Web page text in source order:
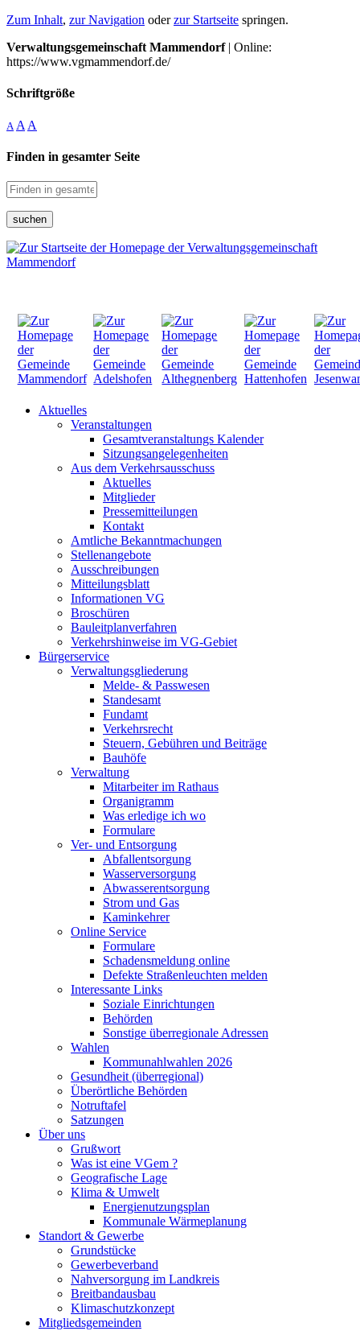
Zum Inhalt, zur Navigation oderzur Startseite springen.
Verwaltungsgemeinschaft Mammendorf| Online:
https://www.vgmammendorf.de/
Schriftgröße
A A A
Finden in gesamter Seite
suchen
Aktuelles
Veranstaltungen
Gesamtveranstaltungs Kalender
Sitzungsangelegenheiten
Aus dem Verkehrsausschuss
Aktuelles
Mitglieder
Pressemitteilungen
Kontakt
Amtliche Bekanntmachungen
Stellenangebote
Ausschreibungen
Mitteilungsblatt
Informationen VG
Broschüren
Bauleitplanverfahren
Verkehrshinweise im VG-Gebiet
Bürgerservice
Verwaltungsgliederung
Melde- & Passwesen
Standesamt
Fundamt
Verkehrsrecht
Steuern, Gebühren und Beiträge
Bauhöfe
Verwaltung
Mitarbeiter im Rathaus
Organigramm
Was erledige ich wo
Formulare
Ver- und Entsorgung
Abfallentsorgung
Wasserversorgung
Abwasserentsorgung
Strom und Gas
Kaminkehrer
Online Service
Formulare
Schadensmeldung online
Defekte Straßenleuchten melden
Interessante Links
Soziale Einrichtungen
Behörden
Sonstige überregionale Adressen
Wahlen
Kommunahlwahlen 2026
Gesundheit (überregional)
Überörtliche Behörden
Notruftafel
Satzungen
Über uns
Grußwort
Was ist eine VGem ?
Geografische Lage
Klima & Umwelt
Energienutzungsplan
Kommunale Wärmeplanung
Standort & Gewerbe
Grundstücke
Gewerbeverband
Nahversorgung im Landkreis
Breitbandausbau
Klimaschutzkonzept
Mitgliedsgemeinden